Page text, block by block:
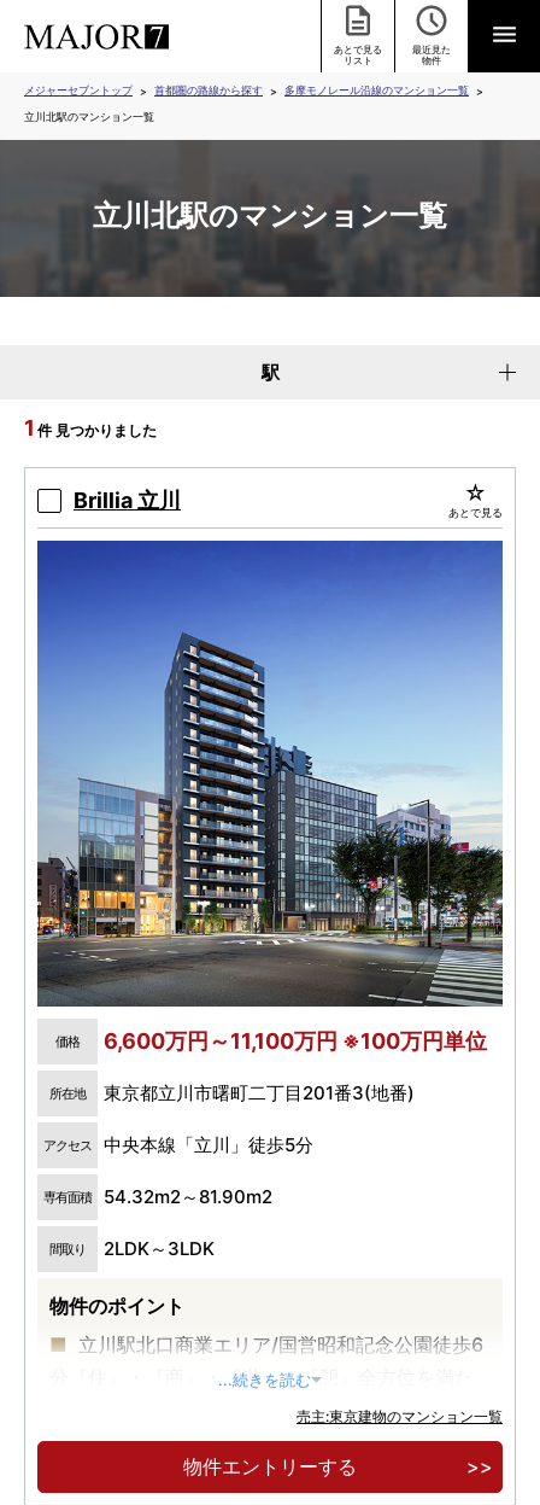
あとで見る
リスト
最近見た
物件
メジャーセブントップ 首都圏の路線から探す
多摩モノレール沿線のマンション一覧
立川北駅のマンション一覧
立川北駅のマンション一覧
駅
1 件 見つかりました
Brillia 立川 あとで見る
価格 6,600万円～11,100万円 ※100万円単位
所在地 東京都立川市曙町二丁目201番3(地番)
アクセス 中央本線「立川」徒歩5分
専有面積 54.32m2～81.90m2
間取り 2LDK～3LDK
物件のポイント
立川駅北口商業エリア/国営昭和記念公園徒歩6
分『住』・『商』・『遊』・『憩』全方位を満た
...続きを読む
売主:東京建物のマンション一覧
物件エントリーする